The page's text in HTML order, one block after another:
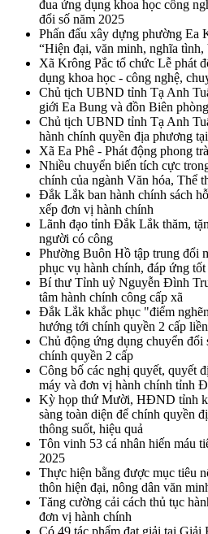
đua ứng dụng khoa học công
đổi số năm 2025
Phấn đấu xây dựng phường Ea
“Hiện đại, văn minh, nghĩa tình,
Xã Krông Pắc tổ chức Lễ phát
dụng khoa học - công nghệ,
Chủ tịch UBND tỉnh Tạ Anh
giới Ea Bung và đồn Biên
Chủ tịch UBND tỉnh Tạ Anh
hành chính quyền địa phương
Xã Ea Phê - Phát động phong
Nhiều chuyển biến tích cực
chính của ngành Văn hóa, Thể
Đắk Lắk ban hành chính sách
xếp đơn vị hành chính
Lãnh đạo tỉnh Đắk Lắk thăm,
người có công
Phường Buôn Hồ tập trung đổi
phục vụ hành chính, đáp ứng
Bí thư Tỉnh uỷ Nguyễn Đình
tâm hành chính công cấp xã
Đắk Lắk khắc phục "điểm
hướng tới chính quyền 2 cấp
Chủ động ứng dụng chuyển đổi
chính quyền 2 cấp
Công bố các nghị quyết, quyết
máy và đơn vị hành chính tỉnh
Kỳ họp thứ Mười, HĐND tỉnh
sàng toàn diện để chính quyền
thông suốt, hiệu quả
Tôn vinh 53 cá nhân hiến máu
2025
Thực hiện bằng được mục tiêu
thôn hiện đại, nông dân văn
Tăng cường cải cách thủ tục
đơn vị hành chính